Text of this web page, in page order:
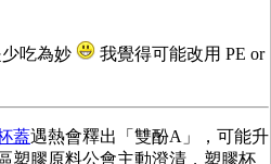
吃為妙
我覺得可能改用 PE or
蓋遇熱會釋出「雙酚A」，可能升
塑膠原料公會主動澄清，塑膠杯